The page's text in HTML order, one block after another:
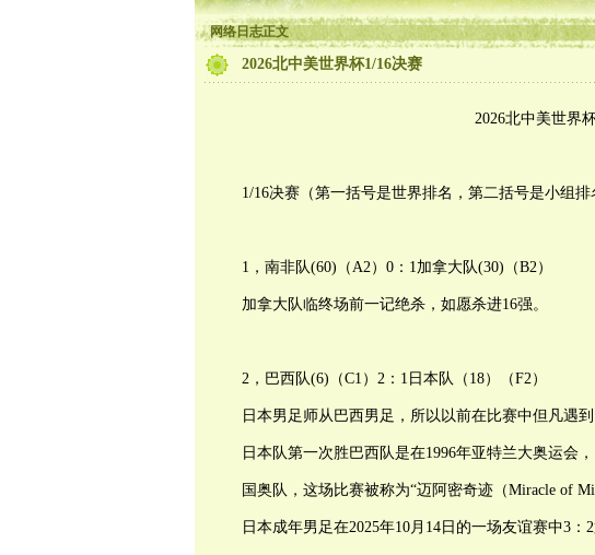
网络日志正文
2026北中美世界杯1/16决赛
2026北中美世界
1/16决赛（第一括号是世界排名，第二括号是小组排
1，南非队(60)（A2）0：1加拿大队(30)（B2）
加拿大队临终场前一记绝杀，如愿杀进16强。
2，巴西队(6)（C1）2：1日本队（18）（F2）
日本男足师从巴西男足，所以以前在比赛中但凡遇
日本队第一次胜巴西队是在1996年亚特兰大奥运会
国奥队，这场比赛被称为“迈阿密奇迹（Miracle of
日本成年男足在2025年10月14日的一场友谊赛中3